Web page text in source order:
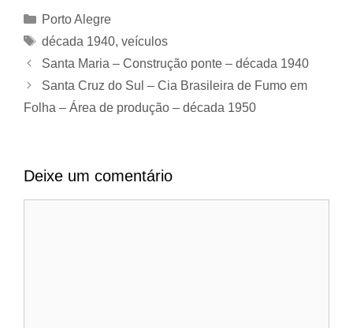
Categorias
Porto Alegre
Tags
década 1940, veículos
Santa Maria – Construção ponte – década 1940
Santa Cruz do Sul – Cia Brasileira de Fumo em
Folha – Área de produção – década 1950
Deixe um comentário